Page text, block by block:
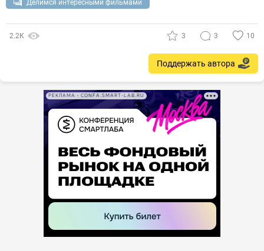
Делимся интересными фильмами
2.2К 3 3 10
Поддержать автора
РЕКЛАМА • CONFA.SMART-LAB.RU